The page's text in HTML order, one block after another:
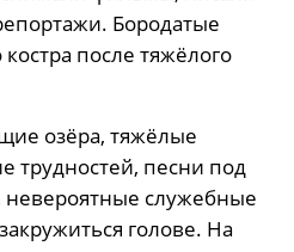
Бородатые
после тяжёлого
озёра, тяжёлые
трудностей, песни под
невероятные служебные
голове. На